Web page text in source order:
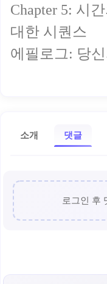
Chapter 5: 시
대한 시퀀스
에필로그: 당
소개 댓글
로그인 후